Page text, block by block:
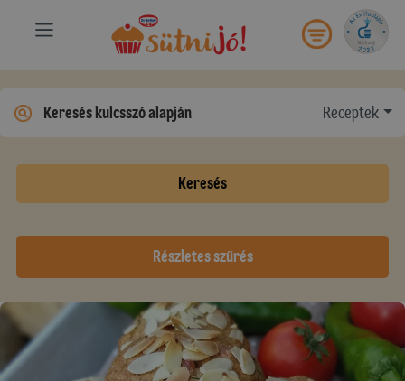
Receptek
Keresés
Részletes szűrés